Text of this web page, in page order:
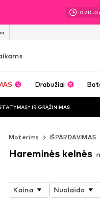
02D.
Drabužiai
IR GRĄŽINIMAS
Moterims IŠPARDAVIMAS
Hareminės kelnės
Kaina Nuolaida